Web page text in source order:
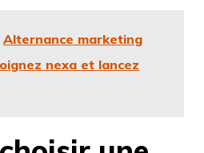
Alternance marketing
nexa et lancez